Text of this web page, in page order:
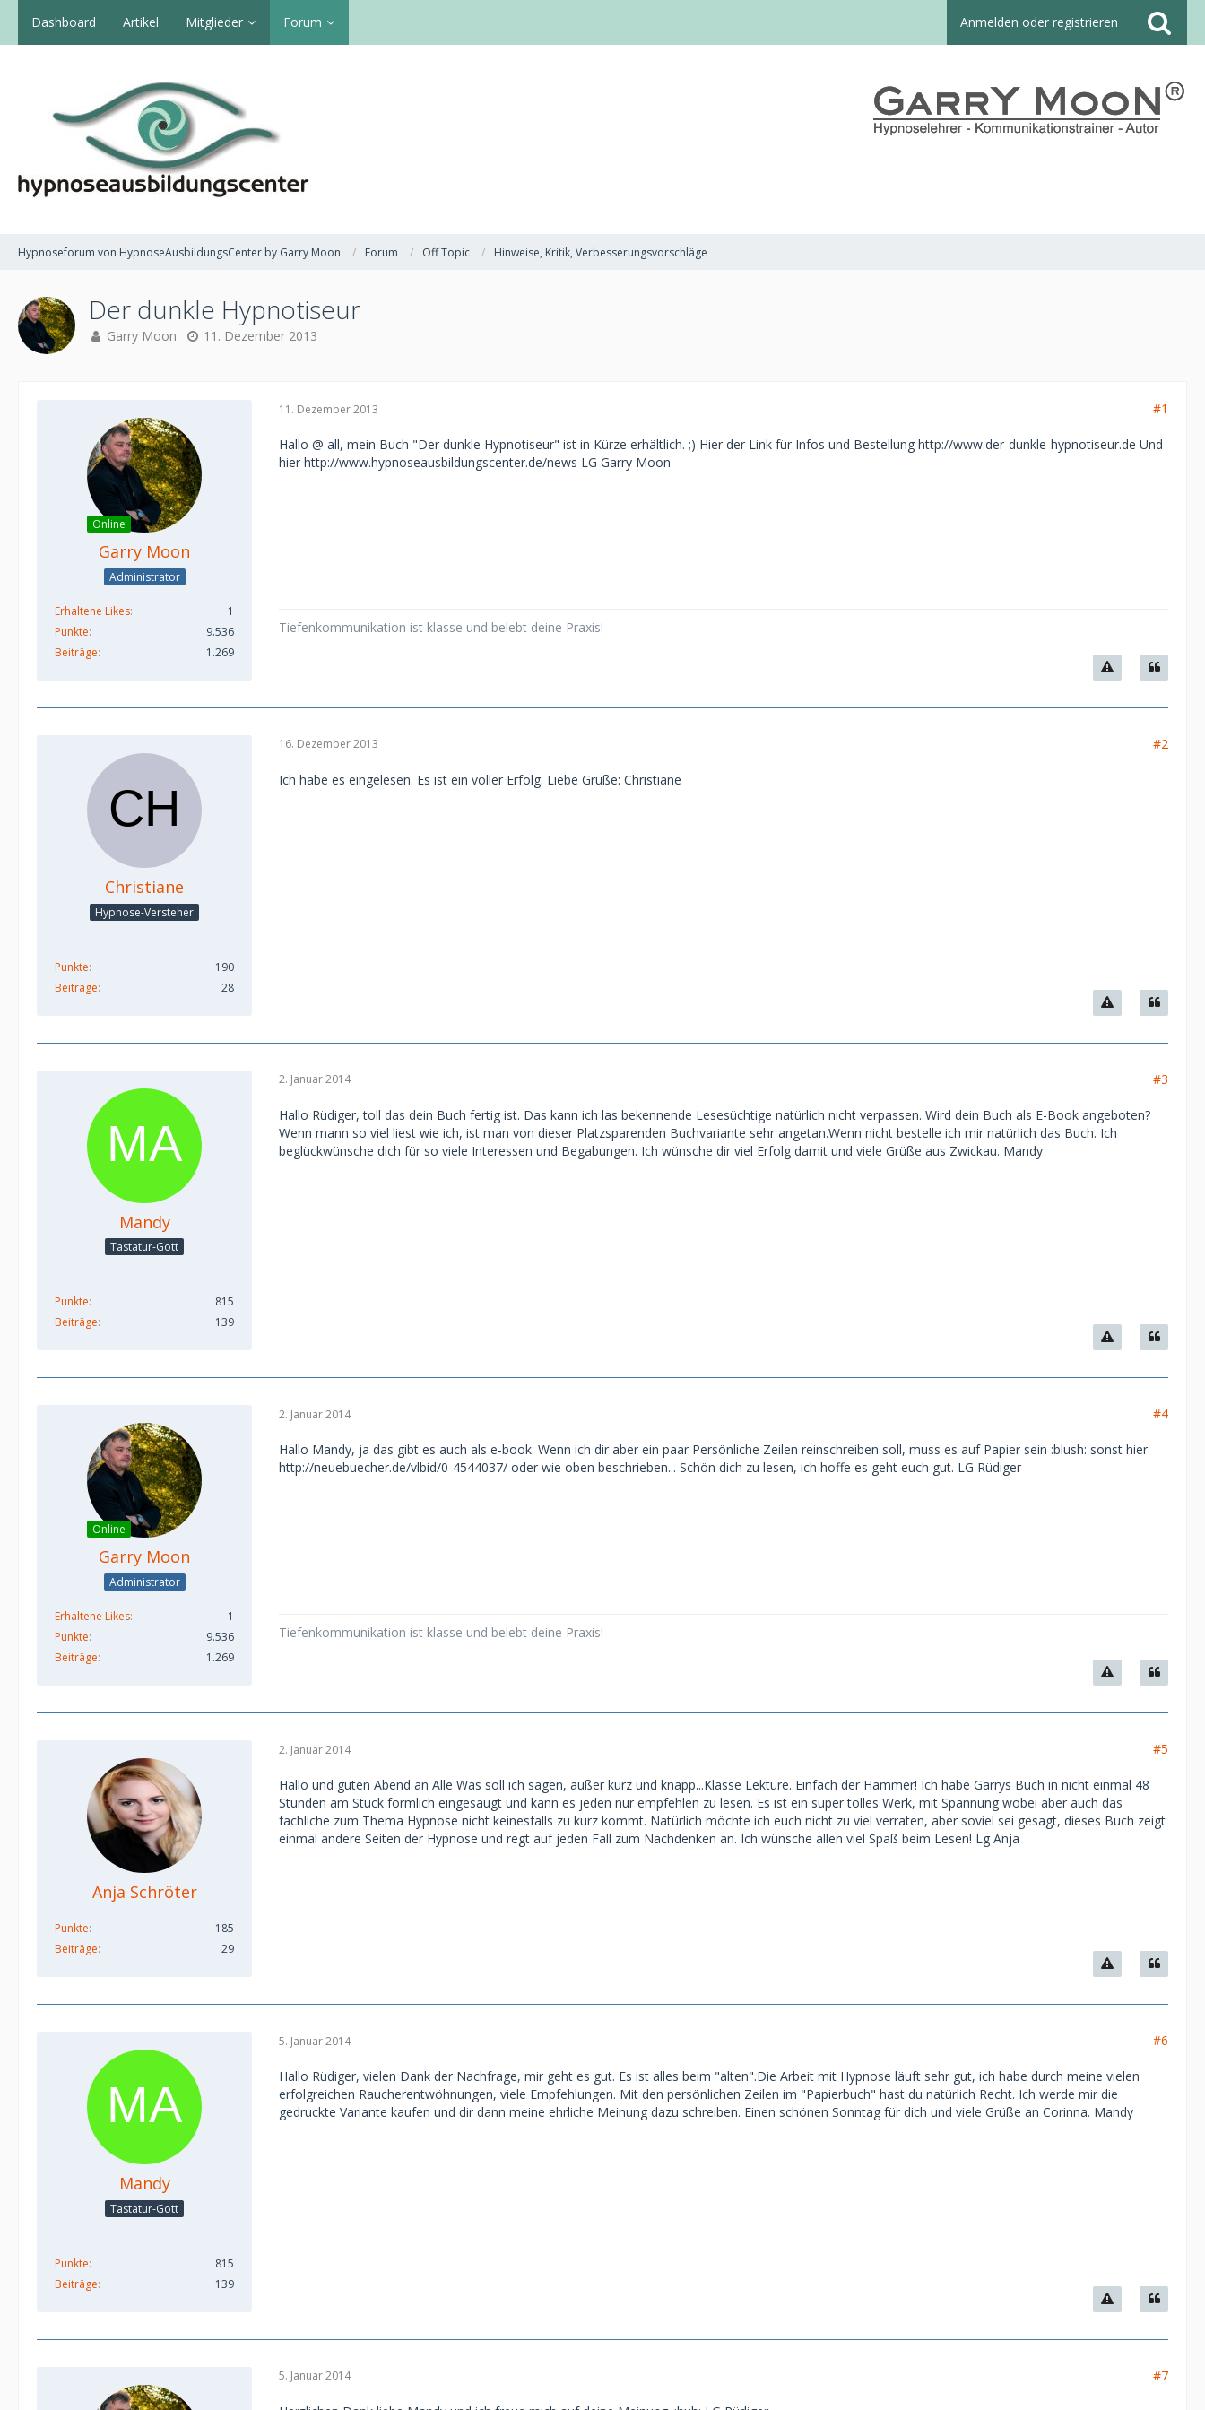
Dashboard Artikel Mitglieder Forum Anmelden oder registrieren
Hypnoseforum von HypnoseAusbildungsCenter by Garry Moon Forum Off Topic Hinweise, Kritik, Verbesserungsvorschläge
Der dunkle Hypnotiseur
Garry Moon 11. Dezember 2013
Online
Garry Moon
Administrator
Erhaltene Likes
1
Punkte
9.536
Beiträge
1.269
11. Dezember 2013 #1
Hallo @ all, mein Buch "Der dunkle Hypnotiseur" ist in Kürze erhältlich. ;) Hier der Link für Infos und Bestellung http://www.der-dunkle-hypnotiseur.de Und
hier http://www.hypnoseausbildungscenter.de/news LG Garry Moon
Tiefenkommunikation ist klasse und belebt deine Praxis!
Christiane
Hypnose-Versteher
Punkte
190
Beiträge
28
16. Dezember 2013 #2
Ich habe es eingelesen. Es ist ein voller Erfolg. Liebe Grüße: Christiane
Mandy
Tastatur-Gott
Punkte
815
Beiträge
139
2. Januar 2014 #3
Hallo Rüdiger, toll das dein Buch fertig ist. Das kann ich las bekennende Lesesüchtige natürlich nicht verpassen. Wird dein Buch als E-Book angeboten?
Wenn mann so viel liest wie ich, ist man von dieser Platzsparenden Buchvariante sehr angetan.Wenn nicht bestelle ich mir natürlich das Buch. Ich
beglückwünsche dich für so viele Interessen und Begabungen. Ich wünsche dir viel Erfolg damit und viele Grüße aus Zwickau. Mandy
Online
Garry Moon
Administrator
Erhaltene Likes
1
Punkte
9.536
Beiträge
1.269
2. Januar 2014 #4
Hallo Mandy, ja das gibt es auch als e-book. Wenn ich dir aber ein paar Persönliche Zeilen reinschreiben soll, muss es auf Papier sein :blush: sonst hier
http://neuebuecher.de/vlbid/0-4544037/ oder wie oben beschrieben... Schön dich zu lesen, ich hoffe es geht euch gut. LG Rüdiger
Tiefenkommunikation ist klasse und belebt deine Praxis!
Anja Schröter
Punkte
185
Beiträge
29
2. Januar 2014 #5
Hallo und guten Abend an Alle Was soll ich sagen, außer kurz und knapp...Klasse Lektüre. Einfach der Hammer! Ich habe Garrys Buch in nicht einmal 48
Stunden am Stück förmlich eingesaugt und kann es jeden nur empfehlen zu lesen. Es ist ein super tolles Werk, mit Spannung wobei aber auch das
fachliche zum Thema Hypnose nicht keinesfalls zu kurz kommt. Natürlich möchte ich euch nicht zu viel verraten, aber soviel sei gesagt, dieses Buch zeigt
einmal andere Seiten der Hypnose und regt auf jeden Fall zum Nachdenken an. Ich wünsche allen viel Spaß beim Lesen! Lg Anja
Mandy
Tastatur-Gott
Punkte
815
Beiträge
139
5. Januar 2014 #6
Hallo Rüdiger, vielen Dank der Nachfrage, mir geht es gut. Es ist alles beim "alten".Die Arbeit mit Hypnose läuft sehr gut, ich habe durch meine vielen
erfolgreichen Raucherentwöhnungen, viele Empfehlungen. Mit den persönlichen Zeilen im "Papierbuch" hast du natürlich Recht. Ich werde mir die
gedruckte Variante kaufen und dir dann meine ehrliche Meinung dazu schreiben. Einen schönen Sonntag für dich und viele Grüße an Corinna. Mandy
5. Januar 2014 #7